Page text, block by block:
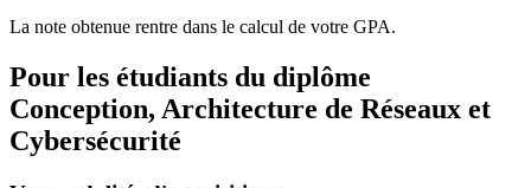
La note obtenue rentre dans le calcul de votre GPA.
Pour les étudiants du diplôme
Conception, Architecture de Réseaux et
Cybersécurité